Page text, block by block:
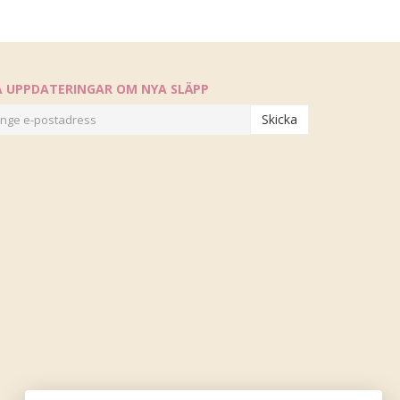
UPPDATERINGAR OM NYA SLÄPP
Skicka